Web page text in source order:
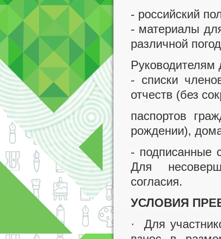
- российский
- материалы
различной
Руководителям
- списки
отчеств (без
паспортов
рождении),
- подписанные
Для
согласия.
УСЛОВИЯ
· Для